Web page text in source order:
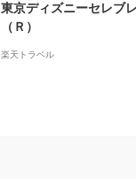
東京ディズニーセレブ
（Ｒ）
楽天トラベル